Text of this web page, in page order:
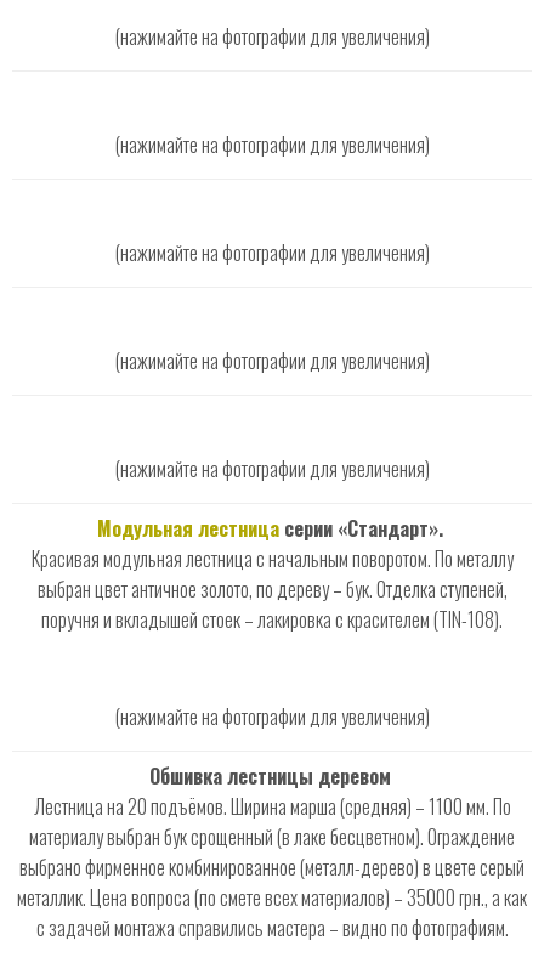
(нажимайте на фотографии для увеличения)
(нажимайте на фотографии для увеличения)
(нажимайте на фотографии для увеличения)
(нажимайте на фотографии для увеличения)
(нажимайте на фотографии для увеличения)
Модульная лестницасерии «Стандарт».
Красивая модульная лестница с начальным поворотом. По металлу
выбран цвет античное золото, по дереву – бук. Отделка ступеней,
поручня и вкладышей стоек – лакировка с красителем (TIN-108).
(нажимайте на фотографии для увеличения)
Обшивка лестницы деревом
Лестница на 20 подъёмов. Ширина марша (средняя) – 1100 мм. По
материалу выбран бук срощенный (в лаке бесцветном). Ограждение
выбрано фирменное комбинированное (металл-дерево) в цвете серый
металлик. Цена вопроса (по смете всех материалов) – 35000 грн., а как
с задачей монтажа справились мастера – видно по фотографиям.